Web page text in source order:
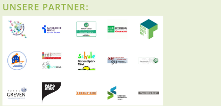
UNSERE PARTNER: